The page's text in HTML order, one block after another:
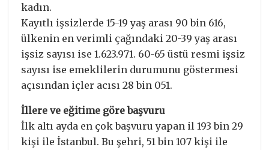
kadın.
Kayıtlı işsizlerde 15-19 yaş arası 90 bin 616,
ülkenin en verimli çağındaki 20-39 yaş arası
işsiz sayısı ise 1.623.971. 60-65 üstü resmi işsiz
sayısı ise emeklilerin durumunu göstermesi
açısından içler acısı 28 bin 051.
İllere ve eğitime göre başvuru
İlk altı ayda en çok başvuru yapan il 193 bin 29
kişi ile İstanbul. Bu şehri, 51 bin 107 kişi ile